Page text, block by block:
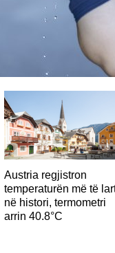
Austria regjistron
temperaturën më të
në histori, termometri
arrin 40.8°C